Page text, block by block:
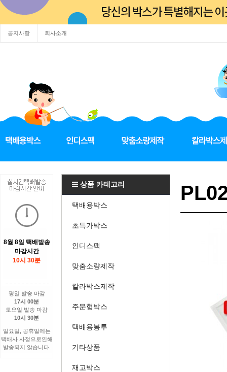
공지사항 회사소개
8월 8일 택배발송
마감시간
10시 30분
평일 발송 마감
17시 00분
토요일 발송 마감
10시 30분
일요일, 공휴일에는
택배사 사정으로인해
발송되지 않습니다.
상품 카테고리
택배용박스
초특가박스
인디스팩
맞춤소량제작
칼라박스제작
주문형박스
택배용봉투
기타상품
재고박스